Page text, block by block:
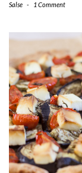
Salse - 1 Comment